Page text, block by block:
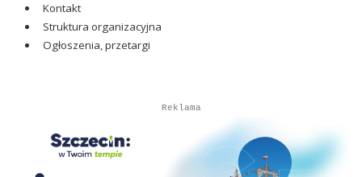
Kontakt
Struktura organizacyjna
Ogłoszenia, przetargi
Reklama
Autopromocja